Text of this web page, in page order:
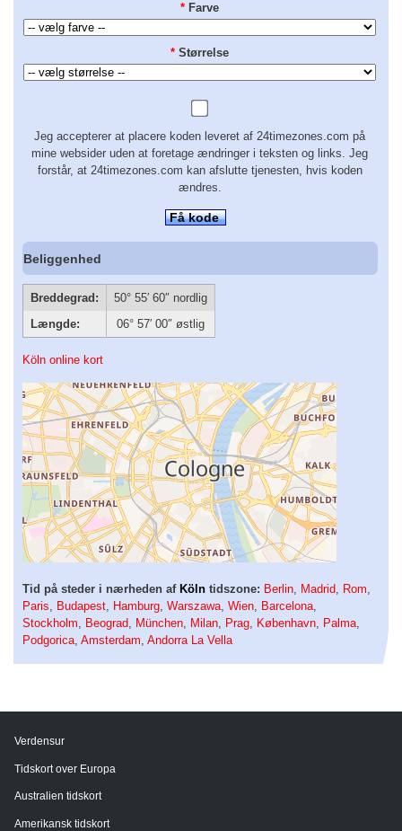
* Farve
* Størrelse
Jeg accepterer at placere koden leveret af 24timezones.com på
mine websider uden at foretage ændringer i teksten og links. Jeg
forstår, at 24timezones.com kan afslutte tjenesten, hvis koden
ændres.
Få kode
Beliggenhed
Breddegrad:
50° 55′ 60″ nordlig
Længde:
06° 57′ 00″ østlig
Köln online kort
Tid på steder i nærheden af Köln tidszone: Berlin Madrid Rom
Paris
Budapest Hamburg Warszawa Wien Barcelona
Stockholm
Beograd München Milan Prag København Palma
Podgorica Amsterdam Andorra La Vella
Verdensur
Tidskort over Europa
Australien tidskort
Amerikansk tidskort